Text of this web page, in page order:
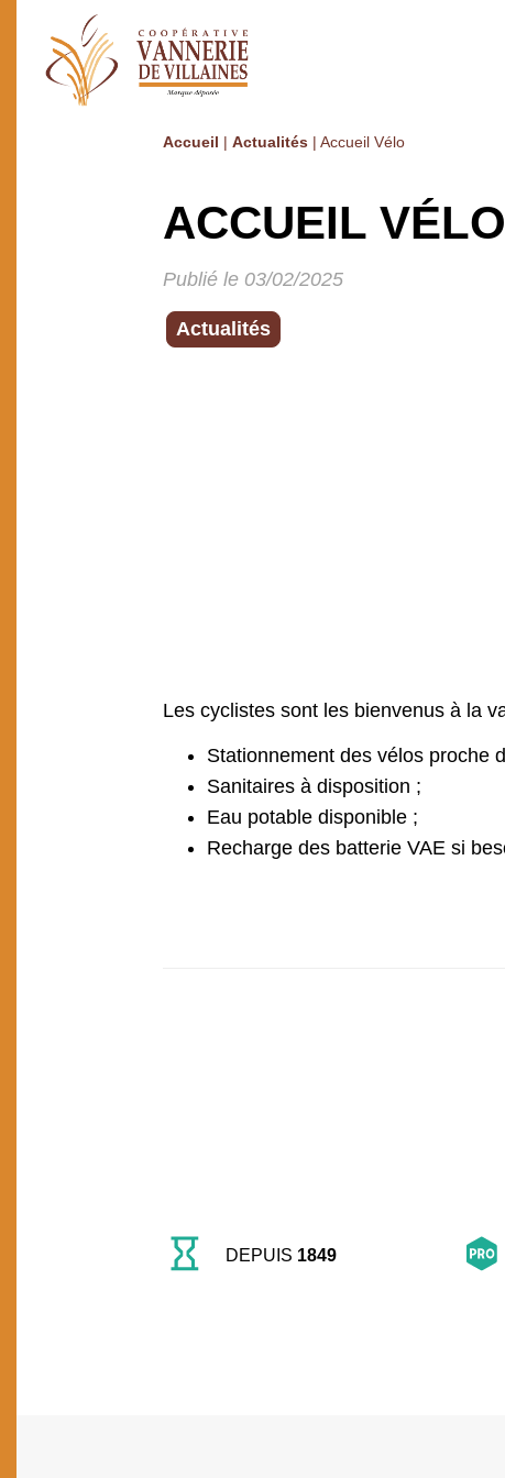
Accueil | Actualités| Accueil Vélo
ACCUEIL VÉLO
Publié le 03/02/2025
Actualités
Les cyclistes sont les bienvenus à la
Stationnement des vélos proche
Sanitaires à disposition ;
Eau potable disponible ;
Recharge des batterie VAE si
DEPUIS 1849